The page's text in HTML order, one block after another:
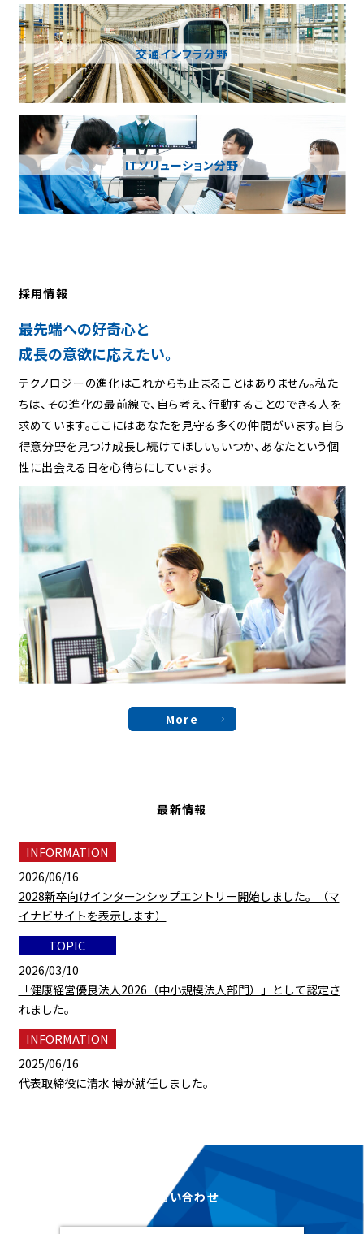
交通インフラ分野
ITソリューション分野
More
採用情報
最先端への好奇心と
成長の意欲に応えたい。
テクノロジーの進化はこれからも止まることはありません。私た
ちは、その進化の最前線で、自ら考え、行動することのできる人を
求めています。ここにはあなたを見守る多くの仲間がいます。自ら
得意分野を見つけ成長し続けてほしい。いつか、あなたという個
性に出会える日を心待ちにしています。
最新情報
2026/06/16
2028新卒向けインターンシップエントリー開始しました。（マ
イナビサイトを表示します）
2026/03/10
「健康経営優良法人2026（中小規模法人部門）」として認定さ
れました。
2025/06/16
代表取締役に清水 博が就任しました。
CONTACT
お問い合わせ